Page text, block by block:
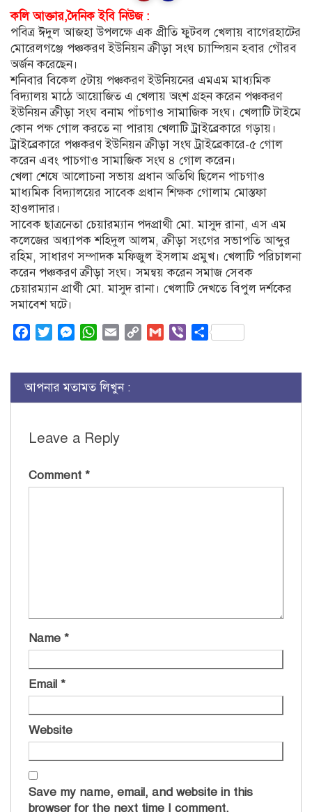
কলি আক্তার,দৈনিক ইবি নিউজ :
পবিত্র ঈদুল আজহা উপলক্ষে এক প্রীতি ফুটবল খেলায় বাগেরহাটের
মোরেলগঞ্জে পঞ্চকরণ ইউনিয়ন ক্রীড়া সংঘ চ্যাম্পিয়ন হবার গৌরব
অর্জন করেছেন।
শনিবার বিকেল ৫টায় পঞ্চকরণ ইউনিয়নের এমএম মাধ্যমিক
বিদ্যালয় মাঠে আয়োজিত এ খেলায় অংশ গ্রহন করেন পঞ্চকরণ
ইউনিয়ন ক্রীড়া সংঘ বনাম পাঁচগাও সামাজিক সংঘ। খেলাটি টাইমে
কোন পক্ষ গোল করতে না পারায় খেলাটি ট্রাইব্রেকারে গড়ায়।
ট্রাইব্রেকারে পঞ্চকরণ ইউনিয়ন ক্রীড়া সংঘ ট্রাইব্রেকারে-৫ গোল
করেন এবং পাচগাও সামাজিক সংঘ ৪ গোল করেন।
খেলা শেষে আলোচনা সভায় প্রধান অতিথি ছিলেন পাচগাও
মাধ্যমিক বিদ্যালয়ের সাবেক প্রধান শিক্ষক গোলাম মোস্তফা
হাওলাদার।
সাবেক ছাত্রনেতা চেয়ারম্যান পদপ্রাথী মো. মাসুদ রানা, এস এম
কলেজের অধ্যাপক শহিদুল আলম, ক্রীড়া সংগের সভাপতি আব্দুর
রহিম, সাধারণ সম্পাদক মফিজুল ইসলাম প্রমুখ। খেলাটি পরিচালনা
করেন পঞ্চকরণ ক্রীড়া সংঘ। সমন্বয় করেন সমাজ সেবক
চেয়ারম্যান প্রার্থী মো. মাসুদ রানা। খেলাটি দেখতে বিপুল দর্শকের
সমাবেশ ঘটে।
FacebookTwitterMessenger
WhatsApp
Email
Copy
Gmail ViberShare
আপনার মতামত লিখুন :
Leave a Reply
Comment *
Name *
Email *
Website
Save my name, email, and website in this
browser for the next time I comment.